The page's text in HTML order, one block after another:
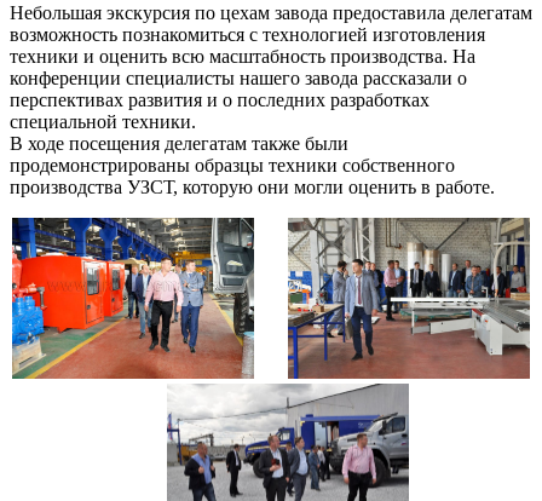
Небольшая экскурсия по цехам завода предоставила делегатам
возможность познакомиться с технологией изготовления
техники и оценить всю масштабность производства. На
конференции специалисты нашего завода рассказали о
перспективах развития и о последних разработках
специальной техники.
В ходе посещения делегатам также были
продемонстрированы образцы техники собственного
производства УЗСТ, которую они могли оценить в работе.